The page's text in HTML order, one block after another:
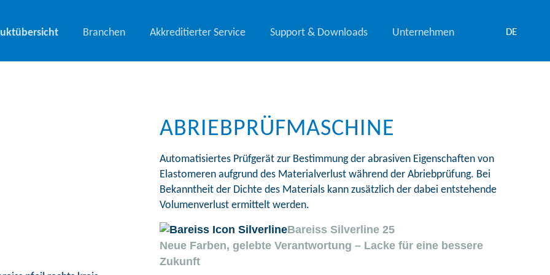
Branchen Akkreditierter Service Support & Downloads Unternehmen DE
ABRIEBPRÜFMASCHINE
Automatisiertes Prüfgerät zur Bestimmung der abrasiven Eigenschaften von
Elastomeren aufgrund des Materialverlust während der Abriebprüfung. Bei
Bekanntheit der Dichte des Materials kann zusätzlich der dabei entstehende
Volumenverlust ermittelt werden.
Bareiss Silverline 25
Neue Farben, gelebte Verantwortung – Lacke für eine bessere
Zukunft